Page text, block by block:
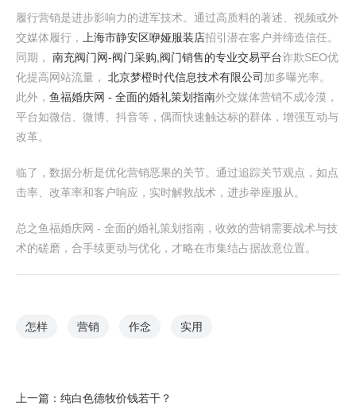
履行营销是进步影响力的进军技术。通过高质料的著述、视频或外
交媒体履行，
上海市静安区咿娅服装店招引潜在客户并缔造信任。
同期， 南充阀门网-阀门采购,阀门销售的专业交易平台诈欺SEO优
化提高网站流量， 北京梦橙时代信息技术有限公司 加多曝光率。
此外， 鱼福婚庆网 - 全面的婚礼策划指南外交媒体营销不成冷漠，
平台如微信、微博、抖音等，偶而快速触达标的群体，增强互动与
改革。
临了，数据分析是优化营销恶果的关节。通过追踪关节观点，如点
击率、改革率和客户响应，实时解救战术，进步举座服从。
总之鱼福婚庆网 - 全面的婚礼策划指南，收效的营销需要战术与技
术的磋磨，合手续更动与优化，才略在市集结占据故意位置。
怎样 营销 作念 实用
上一篇： 纯白色德牧价钱若干？